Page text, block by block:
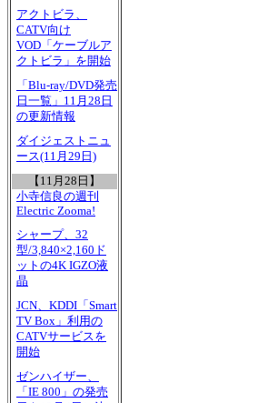
アクトビラ、
CATV向け
VOD「ケーブルア
クトビラ」を開始
「Blu-ray/DVD発売
日一覧」11月28日
の更新情報
ダイジェストニュ
ース(11月29日)
【11月28日】
小寺信良の週刊
Electric Zooma!
シャープ、32
型/3,840×2,160ド
ットの4K IGZO液
晶
JCN、KDDI「Smart
TV Box」利用の
CATVサービスを
開始
ゼンハイザー、
「IE 800」の発売